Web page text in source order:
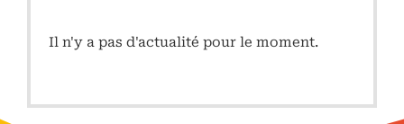
Il n'y a pas d'actualité pour le moment.